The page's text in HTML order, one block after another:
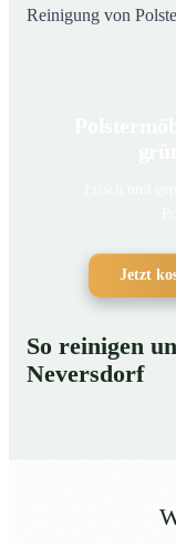
Reinigung von
Jetzt
So reinigen
Neversdorf